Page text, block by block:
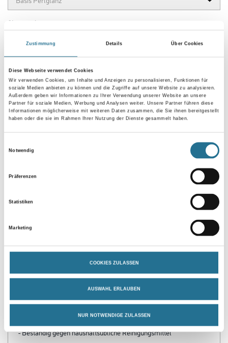
Zustimmung Details Über Cookies
Diese Webseite verwendet Cookies
Wir verwenden Cookies, um Inhalte und Anzeigen zu personalisieren, Funktionen für
soziale Medien anbieten zu können und die Zugriffe auf unsere Website zu analysieren.
Außerdem geben wir Informationen zu Ihrer Verwendung unserer Website an unsere
Partner für soziale Medien, Werbung und Analysen weiter. Unsere Partner führen diese
Informationen möglicherweise mit weiteren Daten zusammen, die Sie ihnen bereitgestellt
haben oder die sie im Rahmen Ihrer Nutzung der Dienste gesammelt haben.
Notwendig
Präferenzen
Statistiken
Marketing
COOKIES ZULASSEN
AUSWAHL ERLAUBEN
NUR NOTWENDIGE ZULASSEN
Glanzgrad
PRODUKTEIGENSCHAFTEN
- Kreative Farbtongestaltung
- Beständig gegen haushaltsübliche Reinigungsmittel